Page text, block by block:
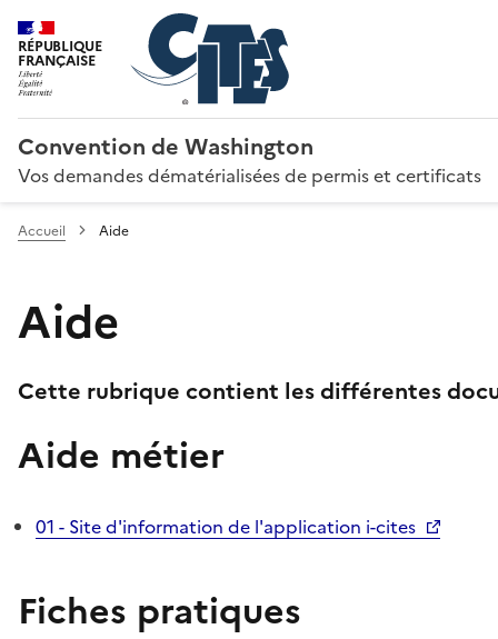
RÉPUBLIQUE
FRANÇAISE
Convention de Washington
Vos demandes dématérialisées de permis et certificats
Accueil Aide
Aide
Cette rubrique contient les différentes
Aide métier
01 - Site d'information de l'application i-cites
Fiches pratiques